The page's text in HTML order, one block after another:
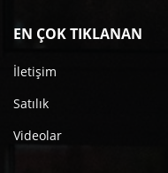
EN ÇOK TIKLANAN
İletişim
Satılık
Videolar